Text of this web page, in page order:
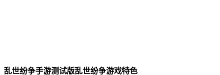
乱世纷争手游测试版乱世纷争游戏特色